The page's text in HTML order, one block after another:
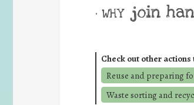
• WHY join
Check out other
Reuse and preparing
Waste sorting and